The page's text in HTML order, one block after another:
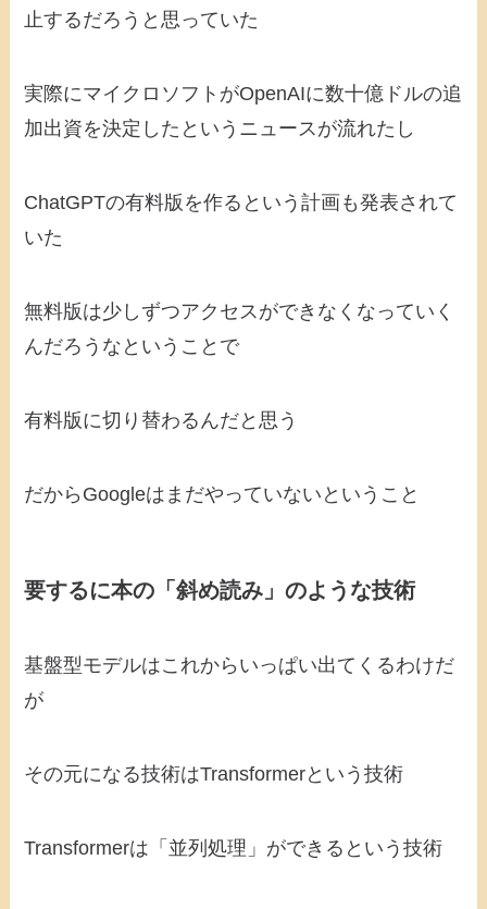
止するだろうと思っていた
実際にマイクロソフトがOpenAIに数十億ドルの追
加出資を決定したというニュースが流れたし
ChatGPTの有料版を作るという計画も発表されて
いた
無料版は少しずつアクセスができなくなっていく
んだろうなということで
有料版に切り替わるんだと思う
だからGoogleはまだやっていないということ
要するに本の「斜め読み」のような技術
基盤型モデルはこれからいっぱい出てくるわけだ
が
その元になる技術はTransformerという技術
Transformerは「並列処理」ができるという技術